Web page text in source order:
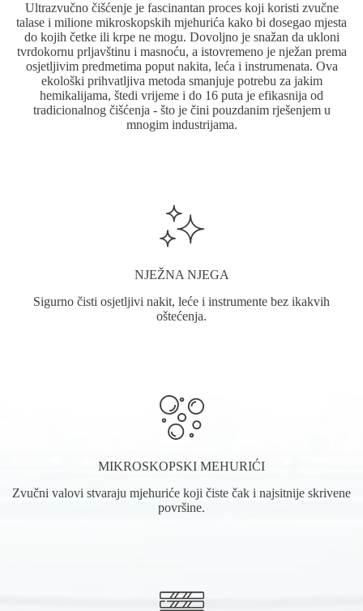
Ultrazvučno čišćenje je fascinantan proces koji koristi zvučne
talase i milione mikroskopskih mjehurića kako bi dosegao mjesta
do kojih četke ili krpe ne mogu. Dovoljno je snažan da ukloni
tvrdokornu prljavštinu i masnoću, a istovremeno je nježan prema
osjetljivim predmetima poput nakita, leća i instrumenata. Ova
ekološki prihvatljiva metoda smanjuje potrebu za jakim
hemikalijama, štedi vrijeme i do 16 puta je efikasnija od
tradicionalnog čišćenja - što je čini pouzdanim rješenjem u
mnogim industrijama.
NJEŽNA NJEGA
Sigurno čisti osjetljivi nakit, leće i instrumente bez ikakvih
oštećenja.
MIKROSKOPSKI MEHURIĆI
Zvučni valovi stvaraju mjehuriće koji čiste čak i najsitnije skrivene
površine.